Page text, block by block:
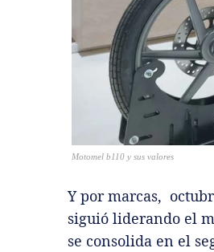
Motomel b110 y sus valores
Y por marcas,
siguió liderando el
se consolida en el